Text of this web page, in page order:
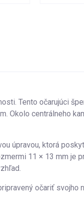
Tento očarujúci
Okolo centrálneho
úpravou, ktorá
11 × 13 mm je
očariť svojho